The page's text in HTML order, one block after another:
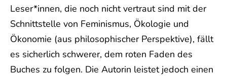
Leser*innen, die noch nicht vertraut sind mit der
Schnittstelle von Feminismus, Ökologie und
Ökonomie (aus philosophischer Perspektive), fällt
es sicherlich schwerer, dem roten Faden des
Buches zu folgen. Die Autorin leistet jedoch einen